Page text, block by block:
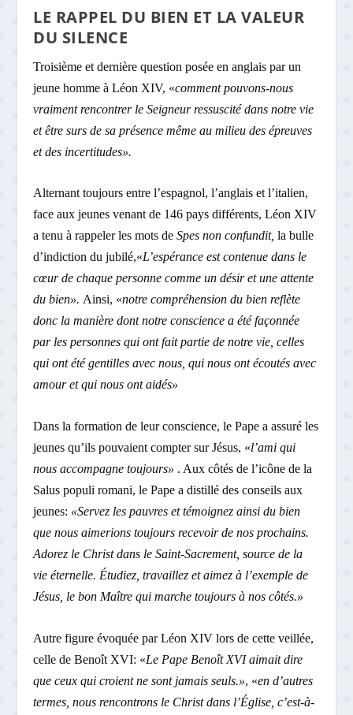
LE RAPPEL DU BIEN ET LA VALEUR
DU SILENCE
Troisième et dernière question posée en anglais par un
jeune homme à Léon XIV, «comment pouvons-nous
vraiment rencontrer le Seigneur ressuscité dans notre vie
et être surs de sa présence même au milieu des épreuves
et des incertitudes».
Alternant toujours entre l’espagnol, l’anglais et l’italien,
face aux jeunes venant de 146 pays différents, Léon XIV
a tenu à rappeler les mots deSpes non confundit,la bulle
d’indiction du jubilé,«L’espérance est contenue dans le
cœur de chaque personne comme un désir et une attente
du bien». Ainsi, «notre compréhension du bien reflète
donc la manière dont notre conscience a été façonnée
par les personnes qui ont fait partie de notre vie, celles
qui ont été gentilles avec nous, qui nous ont écoutés avec
amour et qui nous ont aidés»
Dans la formation de leur conscience, le Pape a assuré les
jeunes qu’ils pouvaient compter sur Jésus, «l’ami qui
nous accompagne toujours» . Aux côtés de l’icône de la
Salus populi romani, le Pape a distillé des conseils aux
jeunes: «Servez les pauvres et témoignez ainsi du bien
que nous aimerions toujours recevoir de nos prochains.
Adorez le Christ dans le Saint-Sacrement, source de la
vie éternelle. Étudiez, travaillez et aimez à l’exemple de
Jésus, le bon Maître qui marche toujours à nos côtés.»
Autre figure évoquée par Léon XIV lors de cette veillée,
celle de Benoît XVI: «Le Pape Benoît XVI aimait dire
que ceux qui croient ne sont jamais seuls.», «en d’autres
termes, nous rencontrons le Christ dans l’Église, c’est-à-